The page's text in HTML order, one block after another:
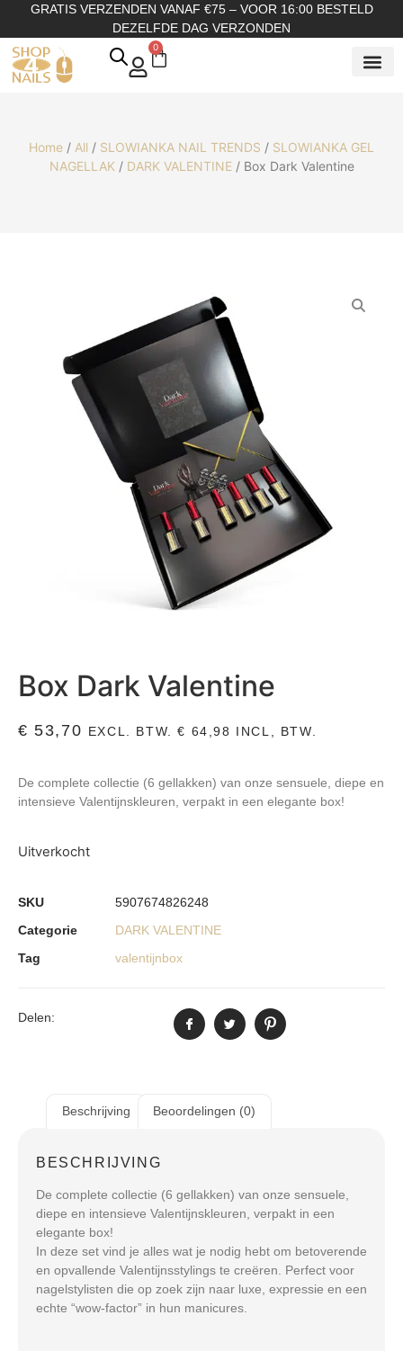
GRATIS VERZENDEN VANAF €75 – VOOR 16:00 BESTELD
DEZELFDE DAG VERZONDEN
0
Home / All / SLOWIANKA NAIL TRENDS / SLOWIANKA GEL
NAGELLAK / DARK VALENTINE/ Box Dark Valentine
Box Dark Valentine
€ 53,70 EXCL. BTW.€ 64,98 INCL, BTW.
De complete collectie (6 gellakken) van onze sensuele, diepe en
intensieve Valentijnskleuren, verpakt in een elegante box!
Uitverkocht
SKU
5907674826248
Categorie
DARK VALENTINE
Tag
valentijnbox
Delen:
Beschrijving Beoordelingen (0)
BESCHRIJVING
De complete collectie (6 gellakken) van onze sensuele,
diepe en intensieve Valentijnskleuren, verpakt in een
elegante box!
In deze set vind je alles wat je nodig hebt om betoverende
en opvallende Valentijnsstylings te creëren. Perfect voor
nagelstylisten die op zoek zijn naar luxe, expressie en een
echte “wow-factor” in hun manicures.